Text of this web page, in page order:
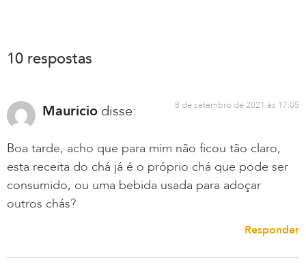
10 respostas
Mauricio disse: 8 de setembro de 2021 às 17:05
Boa tarde, acho que para mim não ficou tão claro,
esta receita do chá já é o próprio chá que pode ser
consumido, ou uma bebida usada para adoçar
outros chás?
Responder